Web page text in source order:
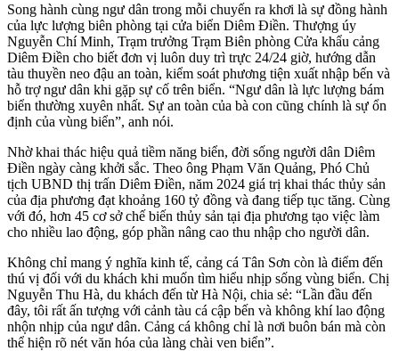
Song hành cùng ngư dân trong mỗi chuyến ra khơi là sự đồng hành
của lực lượng biên phòng tại cửa biển Diêm Điền. Thượng úy
Nguyễn Chí Minh, Trạm trưởng Trạm Biên phòng Cửa khẩu cảng
Diêm Điền cho biết đơn vị luôn duy trì trực 24/24 giờ, hướng dẫn
tàu thuyền neo đậu an toàn, kiểm soát phương tiện xuất nhập bến và
hỗ trợ ngư dân khi gặp sự cố trên biển. “Ngư dân là lực lượng bám
biển thường xuyên nhất. Sự an toàn của bà con cũng chính là sự ổn
định của vùng biển”, anh nói.
Nhờ khai thác hiệu quả tiềm năng biển, đời sống người dân Diêm
Điền ngày càng khởi sắc. Theo ông Phạm Văn Quảng, Phó Chủ
tịch UBND thị trấn Diêm Điền, năm 2024 giá trị khai thác thủy sản
của địa phương đạt khoảng 160 tỷ đồng và đang tiếp tục tăng. Cùng
với đó, hơn 45 cơ sở chế biến thủy sản tại địa phương tạo việc làm
cho nhiều lao động, góp phần nâng cao thu nhập cho người dân.
Không chỉ mang ý nghĩa kinh tế, cảng cá Tân Sơn còn là điểm đến
thú vị đối với du khách khi muốn tìm hiểu nhịp sống vùng biển. Chị
Nguyễn Thu Hà, du khách đến từ Hà Nội, chia sẻ: “Lần đầu đến
đây, tôi rất ấn tượng với cảnh tàu cá cập bến và không khí lao động
nhộn nhịp của ngư dân. Cảng cá không chỉ là nơi buôn bán mà còn
thể hiện rõ nét văn hóa của làng chài ven biển”.